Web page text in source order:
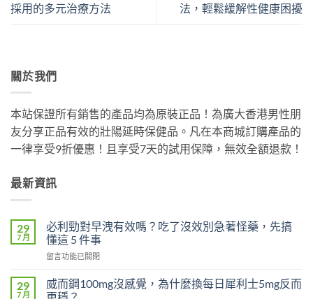
採用的多元治療方法
法，輕鬆緩解性健康困擾
關於我們
本站保證所有銷售的產品均為原裝正品！為廣大香港男性朋
友分享正品有效的壯陽延時保健品。凡在本商城訂購產品的
一律享受9折優惠！且享受7天的試用保障，無效全額退款！
最新資訊
29
7 月
必利勁對早洩有效嗎？吃了沒效別急著怪藥，先搞
懂這 5 件事
在
利
勁
留言功能已關閉
29
7 月
威而鋼100mg沒感覺，為什麼換每日犀利士5mg反而